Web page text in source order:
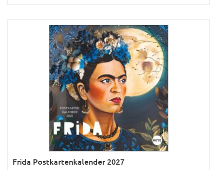
Frida Postkartenkalender 2027